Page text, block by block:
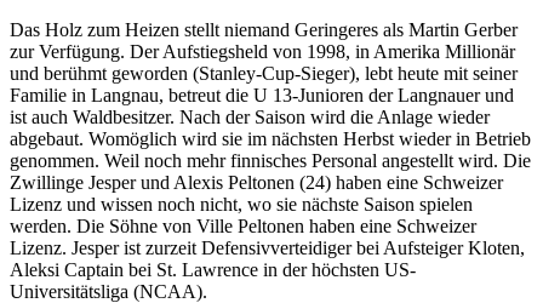
Das Holz zum Heizen stellt niemand Geringeres als Martin Gerber
zur Verfügung. Der Aufstiegsheld von 1998, in Amerika Millionär
und berühmt geworden (Stanley-Cup-Sieger), lebt heute mit seiner
Familie in Langnau, betreut die U 13-Junioren der Langnauer und
ist auch Waldbesitzer. Nach der Saison wird die Anlage wieder
abgebaut. Womöglich wird sie im nächsten Herbst wieder in Betrieb
genommen. Weil noch mehr finnisches Personal angestellt wird. Die
Zwillinge Jesper und Alexis Peltonen (24) haben eine Schweizer
Lizenz und wissen noch nicht, wo sie nächste Saison spielen
werden. Die Söhne von Ville Peltonen haben eine Schweizer
Lizenz. Jesper ist zurzeit Defensivverteidiger bei Aufsteiger Kloten,
Aleksi Captain bei St. Lawrence in der höchsten US-
Universitätsliga (NCAA).